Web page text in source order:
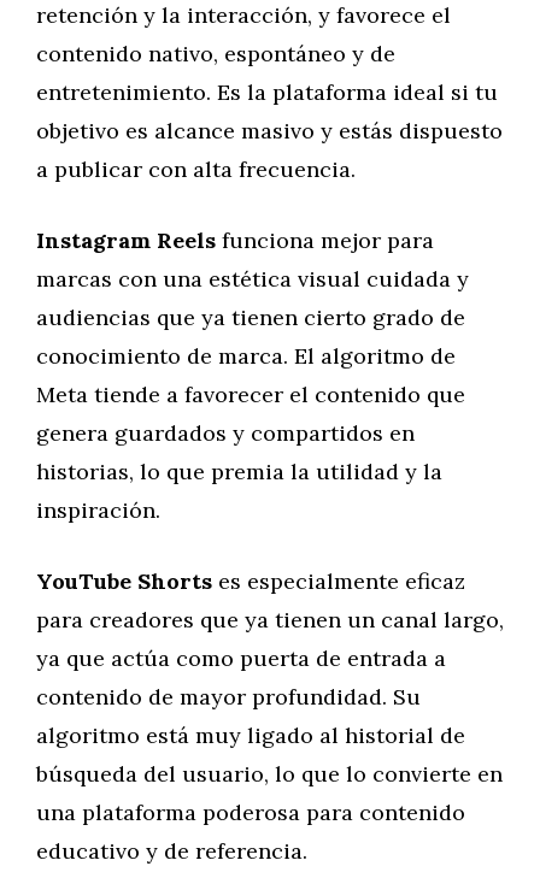
retención y la interacción, y favorece el
contenido nativo, espontáneo y de
entretenimiento. Es la plataforma ideal si tu
objetivo es alcance masivo y estás dispuesto
a publicar con alta frecuencia.
Instagram Reels funciona mejor para
marcas con una estética visual cuidada y
audiencias que ya tienen cierto grado de
conocimiento de marca. El algoritmo de
Meta tiende a favorecer el contenido que
genera guardados y compartidos en
historias, lo que premia la utilidad y la
inspiración.
YouTube Shorts es especialmente eficaz
para creadores que ya tienen un canal largo,
ya que actúa como puerta de entrada a
contenido de mayor profundidad. Su
algoritmo está muy ligado al historial de
búsqueda del usuario, lo que lo convierte en
una plataforma poderosa para contenido
educativo y de referencia.